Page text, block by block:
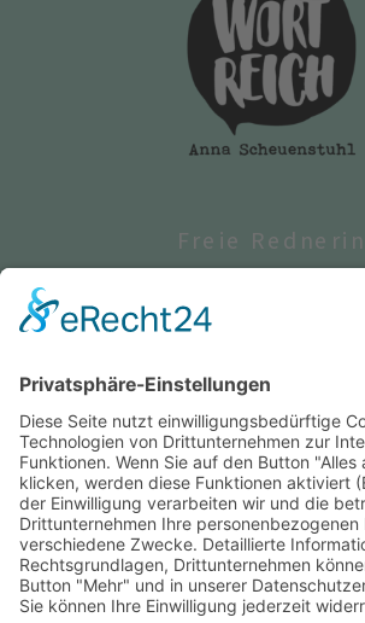
Freie Rednerin
Nürnberg | Fürth |
Ansbach | Bad
Neustadt an der